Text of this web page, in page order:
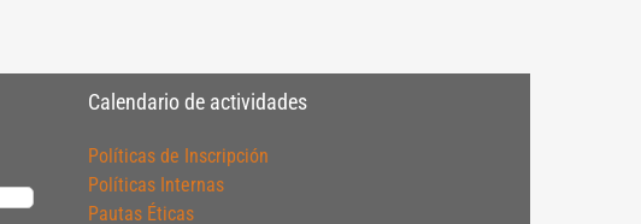
Calendario de actividades
Políticas de Inscripción
Políticas Internas
Pautas Éticas